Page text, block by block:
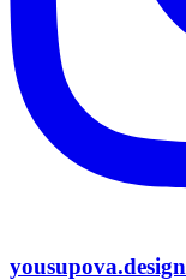
yousupova.design